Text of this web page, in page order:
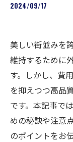
2024/09/17
美しい街並みを
維持するために
す。しかし、費
を抑えつつ高品
です。本記事で
めの秘訣や注意
のポイントをお